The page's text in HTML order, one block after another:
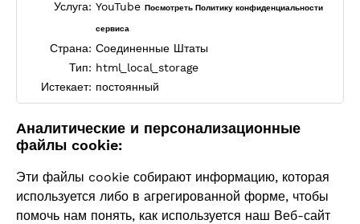
Услуга: YouTube Посмотреть Политику конфиденциальности
сервиса
Страна: Соединенные Штаты
Тип: html_local_storage
Истекает: постоянный
Аналитические и персонализационные
файлы cookie:
Эти файлы cookie собирают информацию, которая
используется либо в агрегированной форме, чтобы
помочь нам понять, как используется наш Веб-сайт